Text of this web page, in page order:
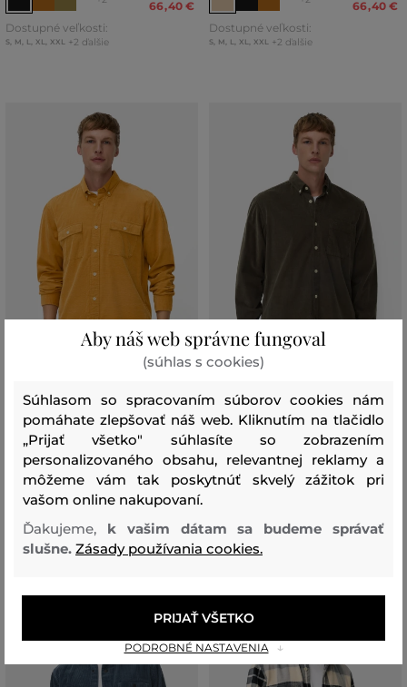
66,40 €
Dostupné veľkosti:
S, M, L, XL, XXL +2 ďalšie
66,40 €
Dostupné veľkosti:
S, M, L, XL, XXL +2 ďalšie
KOŠEĽA CAMEL ACTIVE
LONGSLEEVE SHIRT
+2
94,90 €
Dostupné veľkosti:
XL, XXL, XXXL +1 ďalšia
ZĽAVA -30 %
KOŠEĽA CAMEL ACTIVE
LONGSLEEVE SHIRT
94
90 €
66
Dostupné veľkosti:
Aby náš web správne fungoval
(súhlas s cookies)
Súhlasom so spracovaním súborov cookies nám
pomáhate zlepšovať náš web. Kliknutím na tlačidlo
„Prijať všetko" súhlasíte so zobrazením
personalizovaného obsahu, relevantnej reklamy a
môžeme vám tak poskytnúť skvelý zážitok pri
vašom online nakupovaní.
Ďakujeme, k vašim dátam sa budeme správať
slušne. Zásady používania cookies.
PODROBNÉ NASTAVENIA
PRIJAŤ VŠETKO